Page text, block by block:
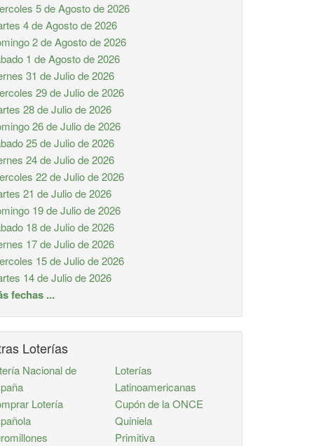
5 de Agosto de 2026
4 de Agosto de 2026
2 de Agosto de 2026
1 de Agosto de 2026
31 de Julio de 2026
29 de Julio de 2026
28 de Julio de 2026
26 de Julio de 2026
25 de Julio de 2026
24 de Julio de 2026
22 de Julio de 2026
21 de Julio de 2026
19 de Julio de 2026
18 de Julio de 2026
17 de Julio de 2026
15 de Julio de 2026
14 de Julio de 2026
fechas ...
Loterías
Nacional de
Lotería
Loterías
Latinoamericanas
Cupón de la ONCE
Quiniela
Primitiva